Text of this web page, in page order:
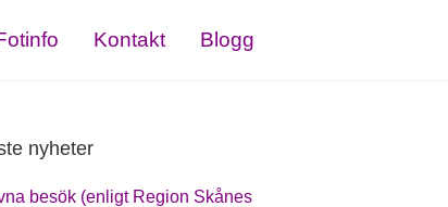
Kontakt Blogg
nyheter
besök (enligt Region Skånes